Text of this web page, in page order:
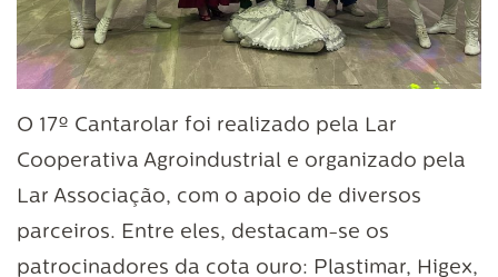
O 17º Cantarolar foi realizado pela Lar
Cooperativa Agroindustrial e organizado pela
Lar Associação, com o apoio de diversos
parceiros. Entre eles, destacam-se os
patrocinadores da cota ouro: Plastimar, Higex,